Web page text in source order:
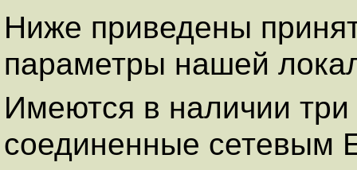
Ниже приведены
параметры нашей
Имеются в наличии
соединенные сетевым